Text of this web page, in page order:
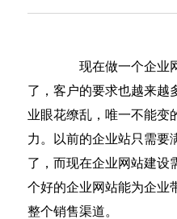
现在做一个企业网
了，客户的要求也越来越
业眼花缭乱，唯一不能变
力。以前的企业站只需要
了，而现在企业网站建设
个好的企业网站能为企业
整个销售渠道。